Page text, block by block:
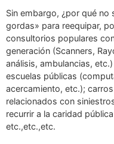
Sin embargo, ¿por qué
gordas» para reequipar,
consultorios populares
generación (Scanners,
análisis, ambulancias,
escuelas públicas
acercamiento, etc.);
relacionados con
recurrir a la caridad
etc.,etc.,etc.